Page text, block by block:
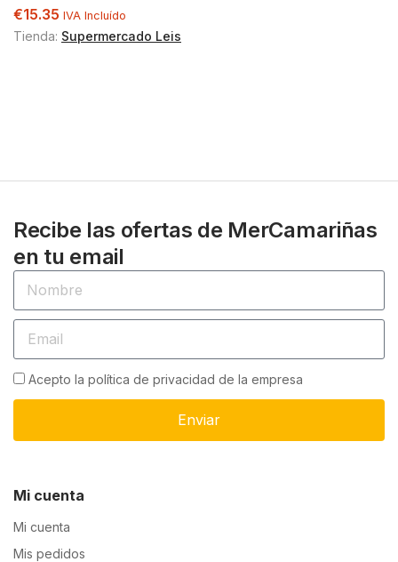
€15.35 IVA Incluído
Tienda: Supermercado Leis
Recibe las ofertas de MerCamariñas
en tu email
Acepto la política de privacidad de la empresa
Enviar
Mi cuenta
Mi cuenta
Mis pedidos